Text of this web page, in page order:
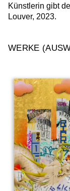
Künstlerin gibt
Louver, 2023.
WERKE